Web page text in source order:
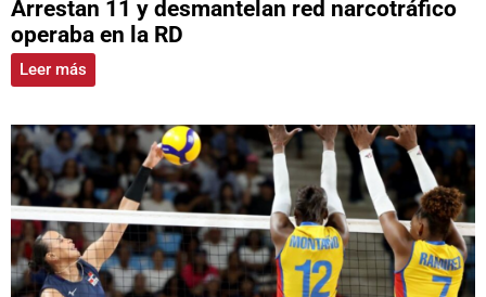
Arrestan 11 y desmantelan red narcotráfico
operaba en la RD
Leer más